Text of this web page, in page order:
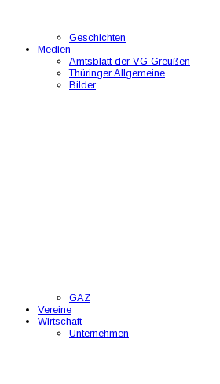
Geschichten
Medien
Amtsblatt der VG Greußen
Thüringer Allgemeine
Bilder
GAZ
Vereine
Wirtschaft
Unternehmen